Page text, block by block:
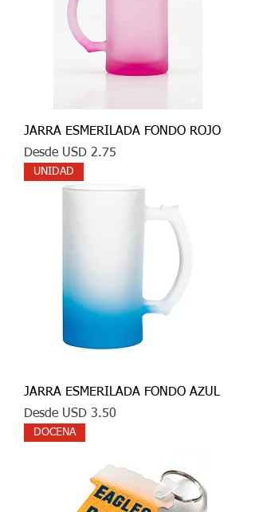
JARRA ESMERILADA FONDO ROJO
Desde USD 2.75
Precio de oferta
UNIDAD
JARRA ESMERILADA FONDO AZUL
Desde USD 3.50
Precio de oferta
DOCENA